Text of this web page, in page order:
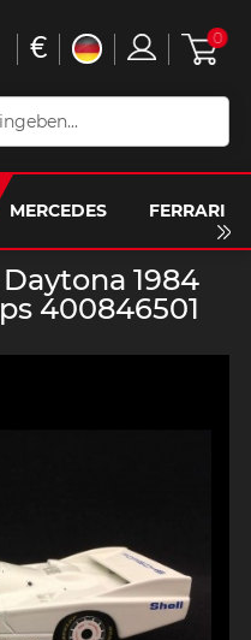
MERCEDES FERRARI
€ 0
1984
400846501